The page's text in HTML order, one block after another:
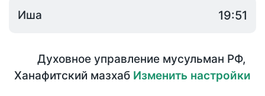
Иша 19:51
Духовное управление мусульман РФ,
Ханафитский мазхаб Изменить настройки